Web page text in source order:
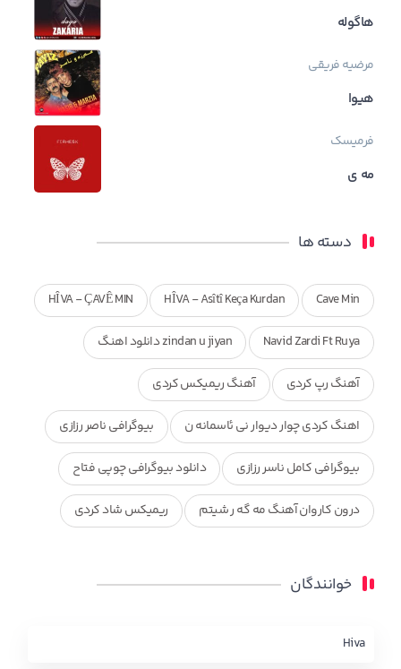
هاگوله
مرضیه فریقی
هیوا
فرمیسک
مه ی
دسته ها
Cave Min
HÎVA - Asîtî Keça Kurdan
HÎVA - ÇAVÊ MIN
Navid Zardi Ft Ruya zindan u jiyan دانلود اهنگ
آهنگ رپ کردی آهنگ ریمیکس کردی
اهنگ کردی چوار دیوار نی ئاسمانه ن بیوگرافی ناصر رزازی
بیوگرافی کامل ناسر رزازی دانلود بیوگرافی چوپی فتاح
درون کاروان آهنگ مه گه ر شیتم ریمیکس شاد کردی
محمد جزا
چاو من
خوانندگان
Hiva